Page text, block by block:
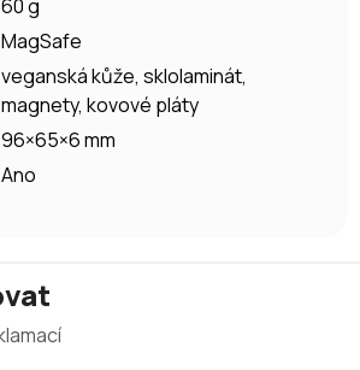
60 g
MagSafe
veganská kůže, sklolaminát,
magnety, kovové pláty
96×65×6 mm
Ano